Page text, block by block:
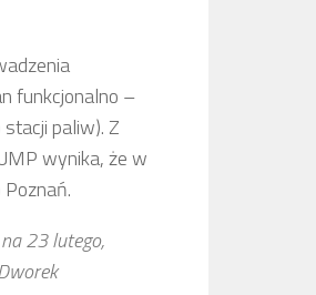
funkcjonalno –
paliw). Z
wynika, że w
23 lutego,